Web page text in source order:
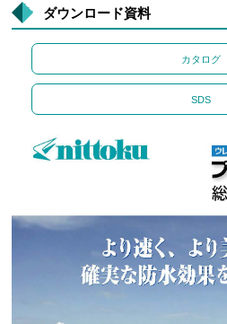
ダウンロード資料
カタログ
SDS